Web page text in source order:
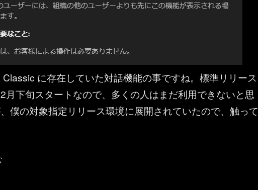
Classic に存在していた対話機能の事ですね。標準リリース
月下旬スタートなので、多くの人はまだ利用できないと思
僕の対象指定リリース環境に展開されていたので、触って
：対話機能（アンケート・投票・クイズ 編）” の